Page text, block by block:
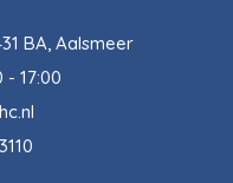
BA, Aalsmeer
- 17:00